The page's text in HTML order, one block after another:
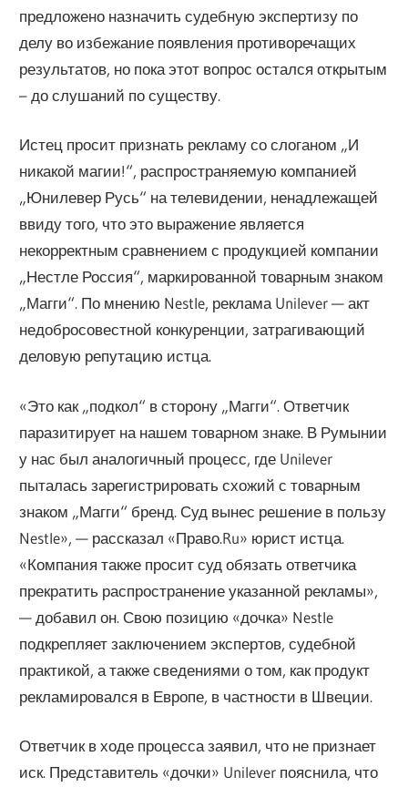
предложено назначить судебную экспертизу по
делу во избежание появления противоречащих
результатов, но пока этот вопрос остался открытым
– до слушаний по существу.
Истец просит признать рекламу со слоганом „И
никакой магии!“, распространяемую компанией
„Юнилевер Русь“ на телевидении, ненадлежащей
ввиду того, что это выражение является
некорректным сравнением с продукцией компании
„Нестле Россия“, маркированной товарным знаком
„Магги“. По мнению Nestle, реклама Unilever — акт
недобросовестной конкуренции, затрагивающий
деловую репутацию истца.
«Это как „подкол“ в сторону „Магги“. Ответчик
паразитирует на нашем товарном знаке. В Румынии
у нас был аналогичный процесс, где Unilever
пыталась зарегистрировать схожий с товарным
знаком „Магги“ бренд. Суд вынес решение в пользу
Nestle», — рассказал «Право.Ru» юрист истца.
«Компания также просит суд обязать ответчика
прекратить распространение указанной рекламы»,
— добавил он. Свою позицию «дочка» Nestle
подкрепляет заключением экспертов, судебной
практикой, а также сведениями о том, как продукт
рекламировался в Европе, в частности в Швеции.
Ответчик в ходе процесса заявил, что не признает
иск. Представитель «дочки» Unilever пояснила, что